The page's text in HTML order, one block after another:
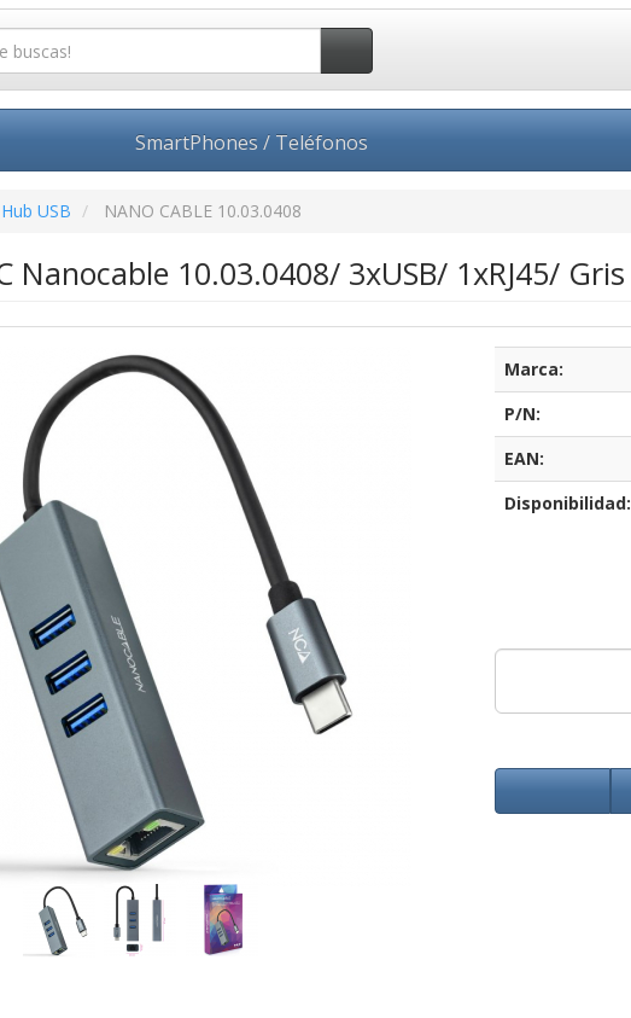
SmartPhones / Teléfonos
Hub USB NANO CABLE 10.03.0408
Nanocable 10.03.0408/ 3xUSB/ 1xRJ45/ Gris
Marca:
P/N:
EAN:
Disponibilidad: